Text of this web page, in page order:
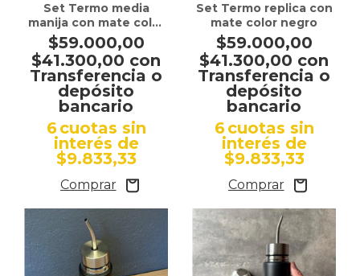
Set Termo media
manija con mate color
negro
$59.000,00
$41.300,00 con
Transferencia o
depósito
bancario
6cuotas sin
interés de
$9.833,33
Set Termo replica con
mate color negro
$59.000,00
$41.300,00 con
Transferencia o
depósito
bancario
6cuotas sin
interés de
$9.833,33